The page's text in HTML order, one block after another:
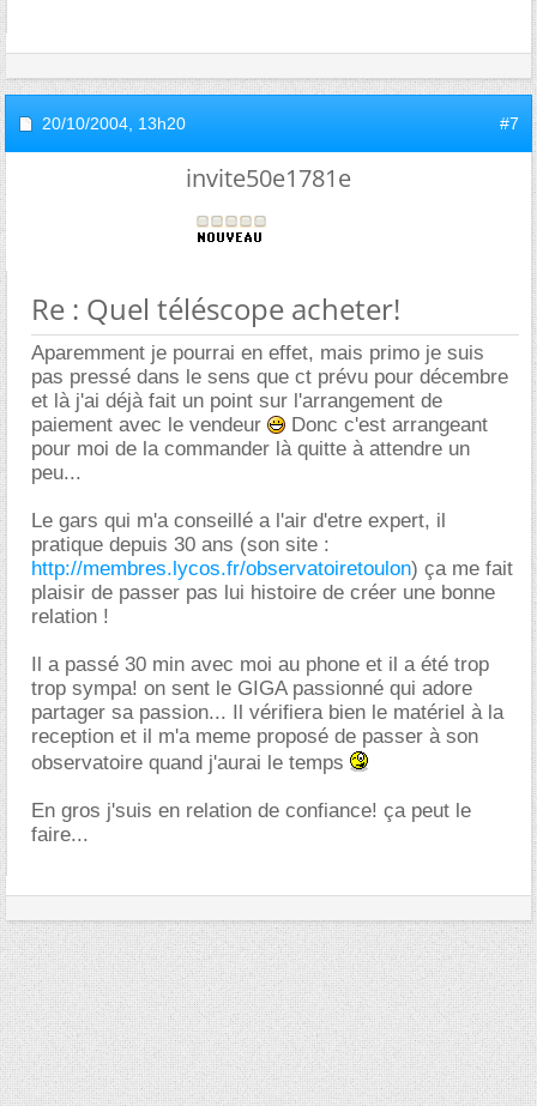
20/10/2004, 13h20 #7
invite50e1781e
Re : Quel téléscope acheter!
Aparemment je pourrai en effet, mais primo je suis
pas pressé dans le sens que ct prévu pour décembre
et là j'ai déjà fait un point sur l'arrangement de
paiement avec le vendeur
Donc c'est arrangeant
pour moi de la commander là quitte à attendre un
peu...
Le gars qui m'a conseillé a l'air d'etre expert, il
pratique depuis 30 ans (son site :
http://membres.lycos.fr/observatoiretoulon) ça me fait
plaisir de passer pas lui histoire de créer une bonne
relation !
Il a passé 30 min avec moi au phone et il a été trop
trop sympa! on sent le GIGA passionné qui adore
partager sa passion... Il vérifiera bien le matériel à la
reception et il m'a meme proposé de passer à son
observatoire quand j'aurai le temps
En gros j'suis en relation de confiance! ça peut le
faire...